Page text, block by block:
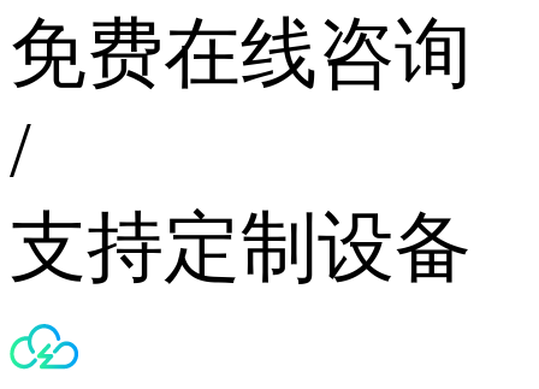
免费在线咨询
/
支持定制设备